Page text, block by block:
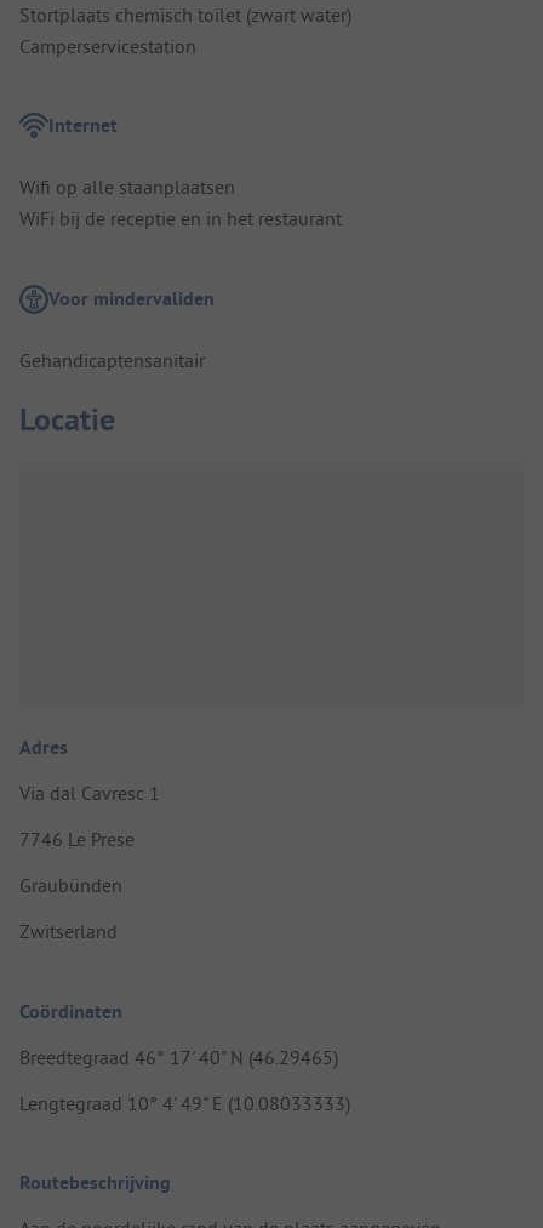
Stortplaats chemisch toilet (zwart water)
Camperservicestation
Internet
Wifi op alle staanplaatsen
WiFi bij de receptie en in het restaurant
Voor mindervaliden
Gehandicaptensanitair
Locatie
Adres
Via dal Cavresc 1
7746 Le Prese
Graubünden
Zwitserland
Coördinaten
Breedtegraad 46° 17' 40" N (46.29465)
Lengtegraad 10° 4' 49" E (10.08033333)
Routebeschrijving